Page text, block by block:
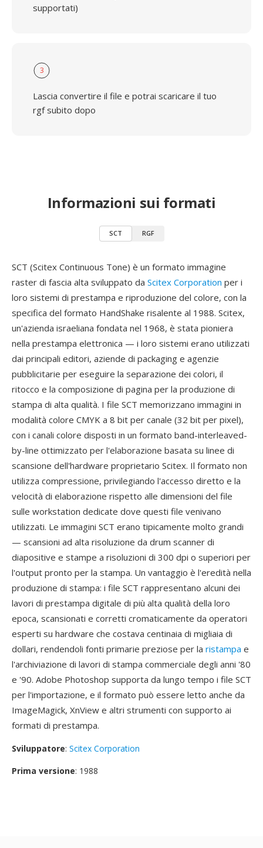
supportati)
3
Lascia convertire il file e potrai scaricare il tuo
rgf subito dopo
Informazioni sui formati
SCT RGF
SCT (Scitex Continuous Tone) è un formato immagine
raster di fascia alta sviluppato da Scitex Corporation per i
loro sistemi di prestampa e riproduzione del colore, con la
specifica del formato HandShake risalente al 1988. Scitex,
un'azienda israeliana fondata nel 1968, è stata pioniera
nella prestampa elettronica — i loro sistemi erano utilizzati
dai principali editori, aziende di packaging e agenzie
pubblicitarie per eseguire la separazione dei colori, il
ritocco e la composizione di pagina per la produzione di
stampa di alta qualità. I file SCT memorizzano immagini in
modalità colore CMYK a 8 bit per canale (32 bit per pixel),
con i canali colore disposti in un formato band-interleaved-
by-line ottimizzato per l'elaborazione basata su linee di
scansione dell'hardware proprietario Scitex. Il formato non
utilizza compressione, privilegiando l'accesso diretto e la
velocità di elaborazione rispetto alle dimensioni del file
sulle workstation dedicate dove questi file venivano
utilizzati. Le immagini SCT erano tipicamente molto grandi
— scansioni ad alta risoluzione da drum scanner di
diapositive e stampe a risoluzioni di 300 dpi o superiori per
l'output pronto per la stampa. Un vantaggio è l'eredità nella
produzione di stampa: i file SCT rappresentano alcuni dei
lavori di prestampa digitale di più alta qualità della loro
epoca, scansionati e corretti cromaticamente da operatori
esperti su hardware che costava centinaia di migliaia di
dollari, rendendoli fonti primarie preziose per la ristampa e
l'archiviazione di lavori di stampa commerciale degli anni '80
e '90. Adobe Photoshop supporta da lungo tempo i file SCT
per l'importazione, e il formato può essere letto anche da
ImageMagick, XnView e altri strumenti con supporto ai
formati di prestampa.
Sviluppatore: Scitex Corporation
Prima versione: 1988